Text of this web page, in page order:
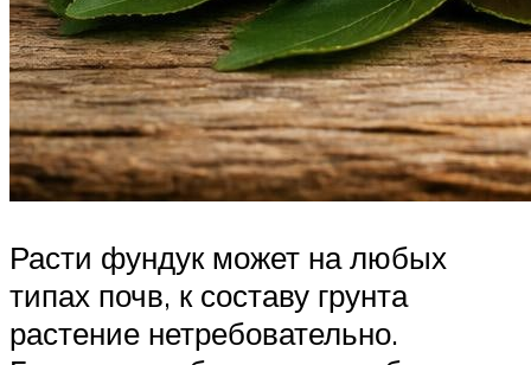
Расти фундук может на любых
типах почв, к составу грунта
растение нетребовательно.